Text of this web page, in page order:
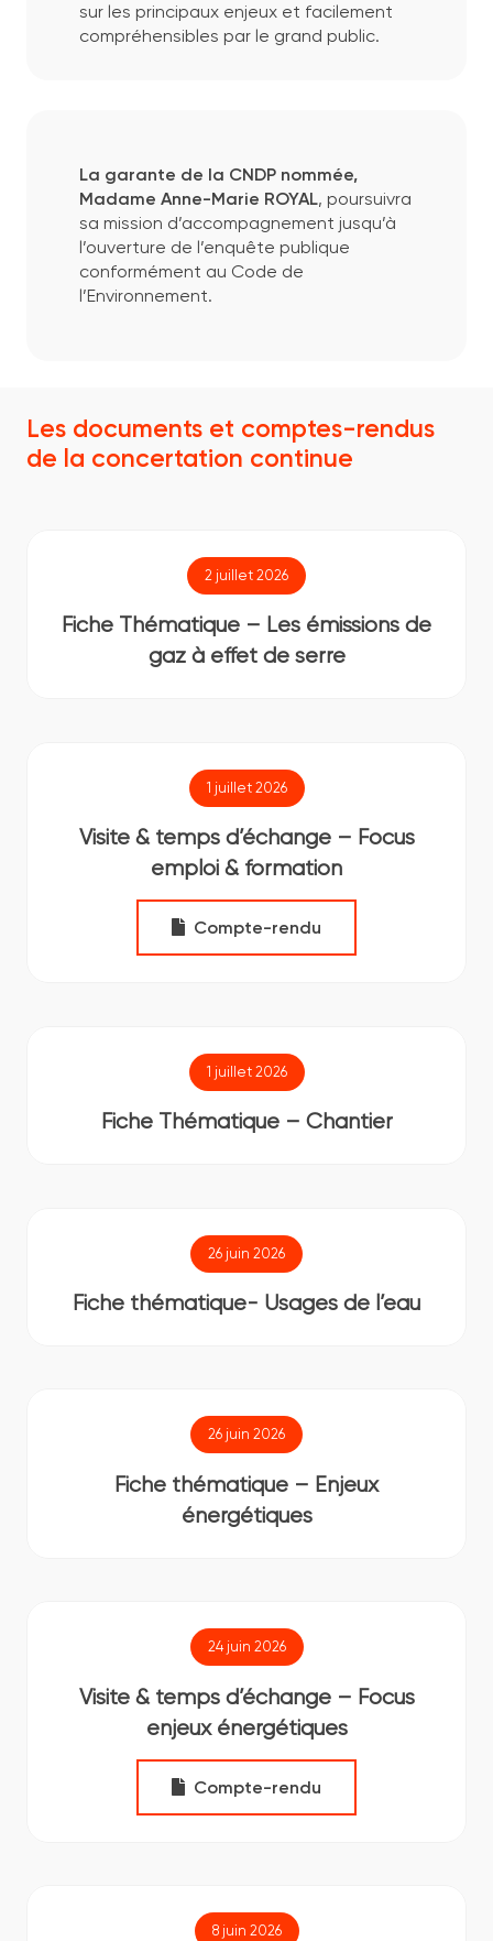
sur les principaux enjeux et facilement
compréhensibles par le grand public.
La garante de la CNDP nommée,
Madame Anne-Marie ROYAL, poursuivra
sa mission d’accompagnement jusqu’à
l’ouverture de l’enquête publique
conformément au Code de
l’Environnement.
Les documents et comptes-rendus
de la concertation continue
2 juillet 2026
Fiche Thématique – Les émissions de
gaz à effet de serre
1 juillet 2026
Visite & temps d’échange – Focus
emploi & formation
Compte-rendu
1 juillet 2026
Fiche Thématique – Chantier
26 juin 2026
Fiche thématique- Usages de l’eau
26 juin 2026
Fiche thématique – Enjeux
énergétiques
24 juin 2026
Visite & temps d’échange – Focus
enjeux énergétiques
Compte-rendu
8 juin 2026